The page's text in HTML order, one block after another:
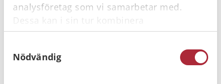
analysföretag som vi samarbetar med.
Dessa kan i sin tur kombinera
informationen med annan information som
samlat in när du har använt deras tjänster.
Nödvändig
Läs mer